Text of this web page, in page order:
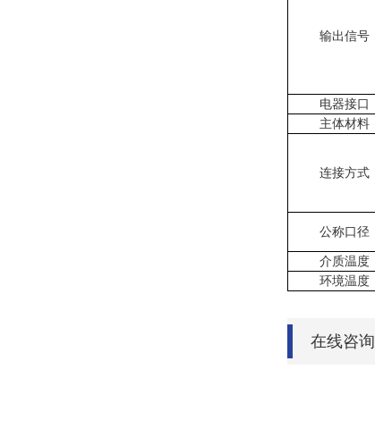
输出信号
电器接口
主体材料
连接方式
公称口径
介质温度
环境温度
在线咨询